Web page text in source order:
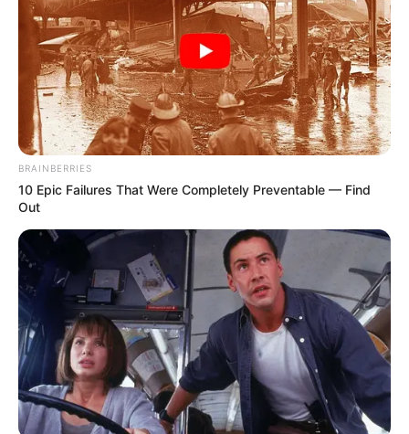
BRAINBERRIES
10 Epic Failures That Were Completely Preventable — Find
Out